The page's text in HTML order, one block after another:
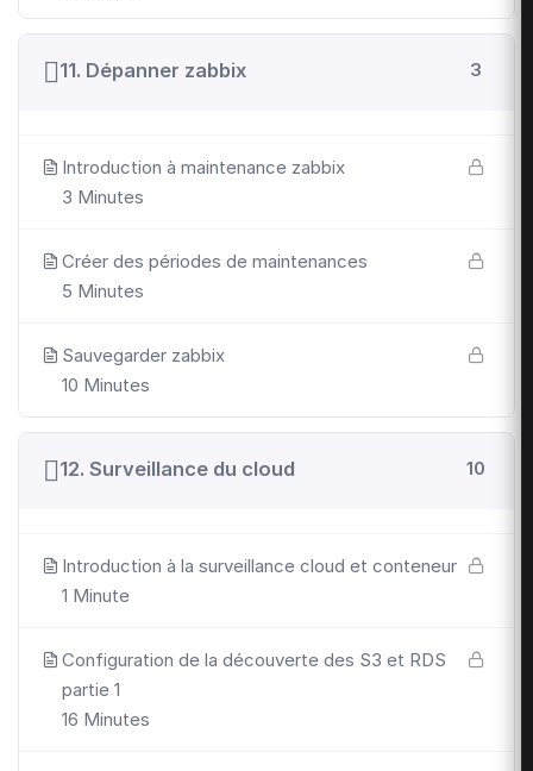
11. Dépanner zabbix 3
Introduction à maintenance zabbix
3 Minutes
Créer des périodes de maintenances
5 Minutes
Sauvegarder zabbix
10 Minutes
12. Surveillance du cloud 10
Introduction à la surveillance cloud et conteneur
1 Minute
Configuration de la découverte des S3 et RDS
partie 1
16 Minutes